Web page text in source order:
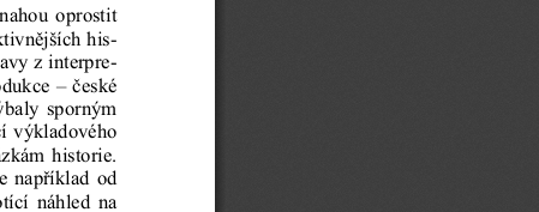
oprostit
his-
z interpre-
– české
sporným
výkladového
historie.
například od
náhled na